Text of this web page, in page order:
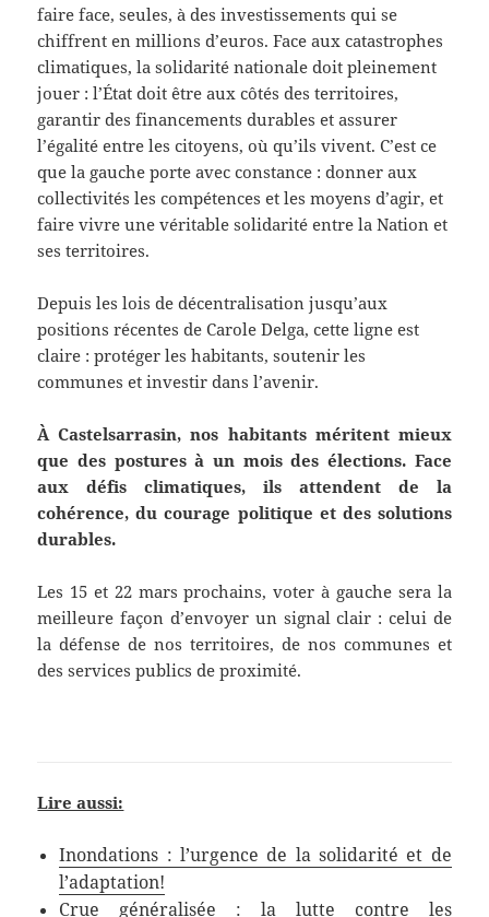
faire face, seules, à des investissements qui se
chiffrent en millions d’euros. Face aux catastrophes
climatiques, la solidarité nationale doit pleinement
jouer : l’État doit être aux côtés des territoires,
garantir des financements durables et assurer
l’égalité entre les citoyens, où qu’ils vivent. C’est ce
que la gauche porte avec constance : donner aux
collectivités les compétences et les moyens d’agir, et
faire vivre une véritable solidarité entre la Nation et
ses territoires.
Depuis les lois de décentralisation jusqu’aux
positions récentes de Carole Delga, cette ligne est
claire : protéger les habitants, soutenir les
communes et investir dans l’avenir.
À Castelsarrasin, nos habitants méritent mieux
que des postures à un mois des élections. Face
aux défis climatiques, ils attendent de la
cohérence, du courage politique et des solutions
durables.
Les 15 et 22 mars prochains, voter à gauche sera la
meilleure façon d’envoyer un signal clair : celui de
la défense de nos territoires, de nos communes et
des services publics de proximité.
Lire aussi:
Inondations : l’urgence de la solidarité et de
l’adaptation!
Crue généralisée : la lutte contre les